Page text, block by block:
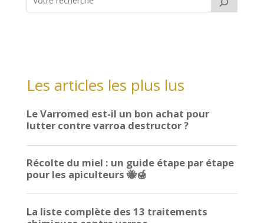
Les articles les plus lus